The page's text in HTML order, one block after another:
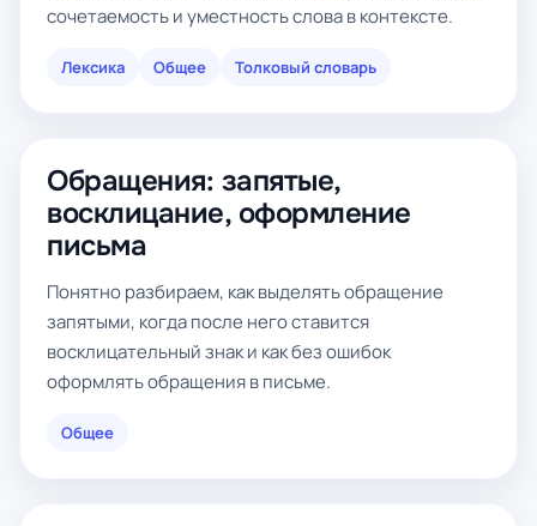
сочетаемость и уместность слова в контексте.
Лексика Общее Толковый словарь
Обращения: запятые,
восклицание, оформление
письма
Понятно разбираем, как выделять обращение
запятыми, когда после него ставится
восклицательный знак и как без ошибок
оформлять обращения в письме.
Общее